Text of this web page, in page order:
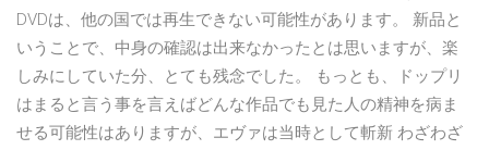
DVDは、他の国では再生できない可能性があります。 新品と
いうことで、中身の確認は出来なかったとは思いますが、楽
しみにしていた分、とても残念でした。 もっとも、ドップリ
はまると言う事を言えばどんな作品でも見た人の精神を病ま
せる可能性はありますが、エヴァは当時として斬新 わざわざ